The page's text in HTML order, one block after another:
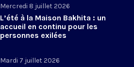
Mercredi 8 juillet 2026
L’été à la Maison Bakhita : un
accueil en continu pour les
personnes exilées
Mardi 7 juillet 2026